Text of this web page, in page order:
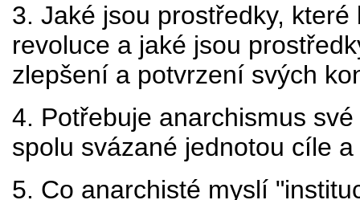
3. Jaké jsou prostředky,
revoluce a jaké jsou
zlepšení a potvrzení svých
4. Potřebuje anarchismus
spolu svázané jednotou cíle
5. Co anarchisté myslí